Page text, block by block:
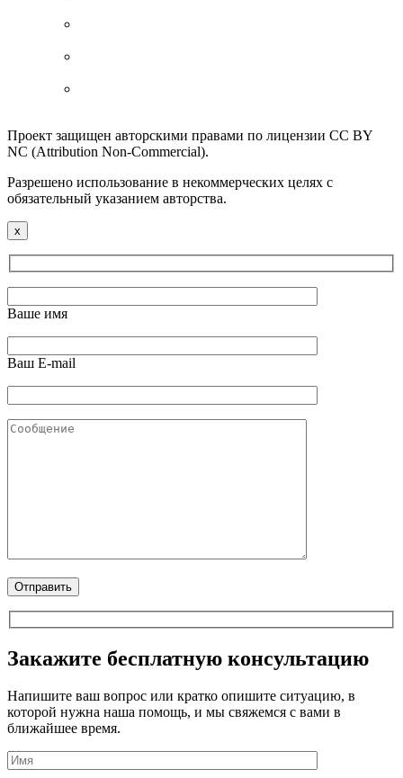
Проект защищен авторскими правами по лицензии CC BY
NC (Attribution Non-Commercial).
Разрешено использование в некоммерческих целях с
обязательный указанием авторства.
x
Ваше имя
Ваш E-mail
Закажите бесплатную консультацию
Напишите ваш вопрос или кратко опишите ситуацию, в
которой нужна наша помощь, и мы свяжемся с вами в
ближайшее время.